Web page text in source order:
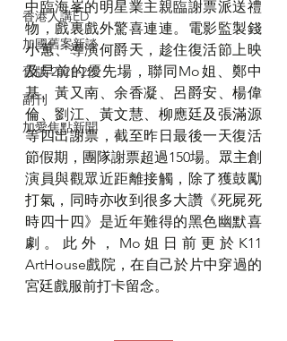
香港人講ED
加國舊案新談
舊版 2021-22
副刊
加愛焦點新聞
中臨海峯的明星業主親臨謝票派送禮
物，戲裏戲外驚喜連連。電影監製錢
小蕙、導演何爵天，趁住復活節上映
及早前的優先場，聯同Mo姐、鄭中
基、黃又南、余香凝、呂爵安、楊偉
倫、劉江、黃文慧、柳應廷及張滿源
等四出謝票，截至昨日最後一天復活
節假期，團隊謝票超過150場。眾主創
演員與觀眾近距離接觸，除了獲鼓勵
打氣，同時亦收到很多大讚《死屍死
時四十四》是近年難得的黑色幽默喜
劇。此外，Mo姐日前更於K11
ArtHouse戲院，在自己於片中穿過的
宮廷戲服前打卡留念。